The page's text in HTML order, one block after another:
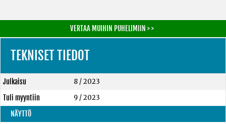
VERTAA MUIHIN PUHELIMIIN > >
TEKNISET TIEDOT
Julkaisu
8 / 2023
Tuli myyntiin
9 / 2023
NÄYTTÖ